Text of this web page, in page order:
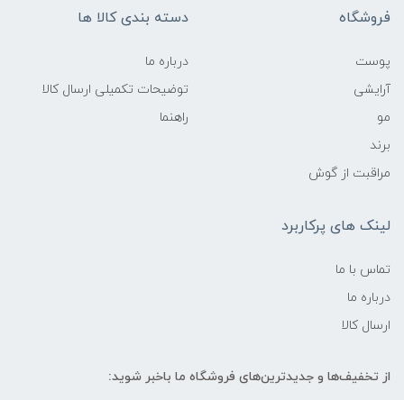
فروشگاه
پوست
آرایشی
مو
برند
مراقبت از گوش
دسته بندی کالا ها
درباره ما
توضیحات تکمیلی ارسال کالا
راهنما
لینک های پرکاربرد
تماس با ما
درباره ما
ارسال کالا
از تخفیف‌ها و جدیدترین‌های فروشگاه ما باخبر شوید: